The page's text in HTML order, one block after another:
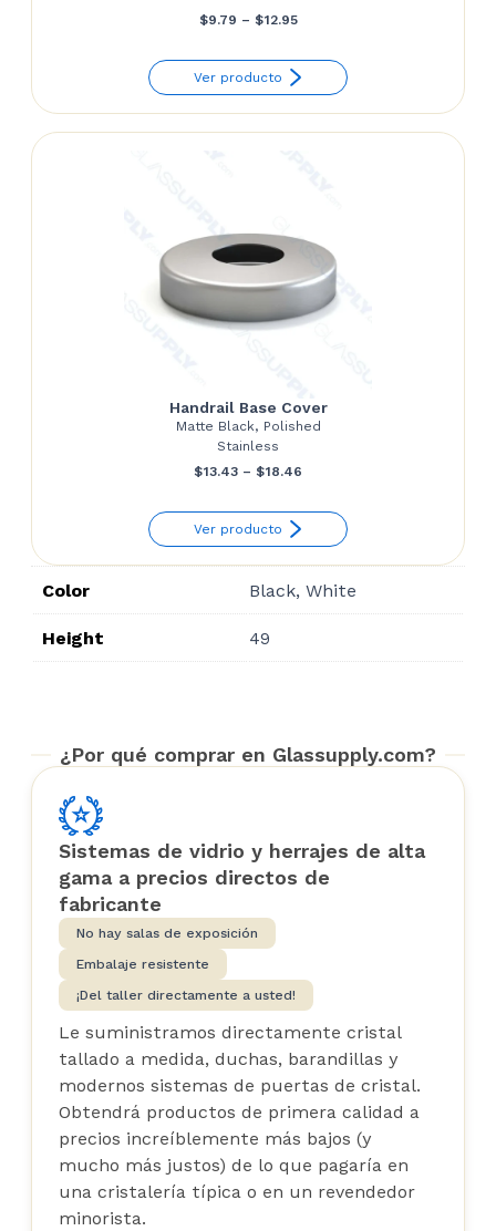
$9.79 – $12.95Price
$9.79
through
Ver producto
Handrail Base Cover
Matte Black, Polished
Stainless
$13.43 – $18.46
$13.43
through
$18.46
Ver producto
Color Black, White
Height 49
¿Por qué comprar en Glassupply.com?
Sistemas de vidrio y herrajes de alta
gama a precios directos de
fabricante
No hay salas de exposición
Embalaje resistente
¡Del taller directamente a usted!
Le suministramos directamente cristal
tallado a medida, duchas, barandillas y
modernos sistemas de puertas de cristal.
Obtendrá productos de primera calidad a
precios increíblemente más bajos (y
mucho más justos) de lo que pagaría en
una cristalería típica o en un revendedor
minorista.